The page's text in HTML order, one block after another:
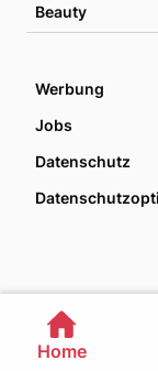
Beauty
Werbung
Jobs
Datenschutz
Home